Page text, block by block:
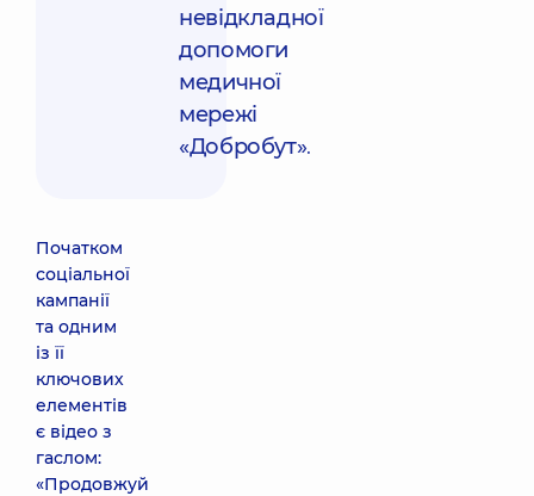
невідкладної
допомоги
медичної
мережі
«Добробут».
Початком
соціальної
кампанії
та одним
із її
ключових
елементів
є відео з
гаслом:
«Продовжуй